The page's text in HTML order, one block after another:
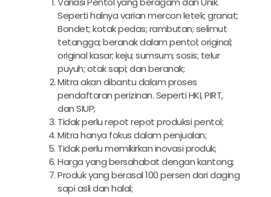
Seperti halnya varian mercon letek; granat;
Bondet; kotak pedas; rambutan; selimut
tetangga; beranak dalam pentol; original;
original kasar; keju; sumsum; sosis; telur
puyuh; otak sapi; dan beranak;
Mitra akan dibantu dalam proses
pendaftaran perizinan. Seperti HKI, PIRT,
dan SIUP;
Tidak perlu repot repot produksi pentol;
Mitra hanya fokus dalam penjualan;
Tidak perlu memikirkan inovasi produk;
Harga yang bersahabat dengan kantong;
Produk yang berasal 100 persen dari daging
sapi asli dan halal;